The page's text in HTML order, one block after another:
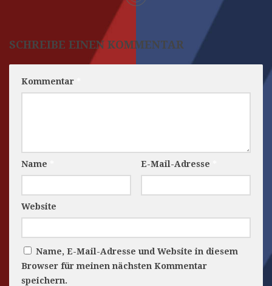
SCHREIBE EINEN KOMMENTAR
Kommentar
Name E-Mail-Adresse
Website
Name, E-Mail-Adresse und Website in diesem
Browser für meinen nächsten Kommentar
speichern.